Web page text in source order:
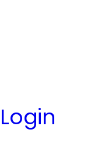
Login